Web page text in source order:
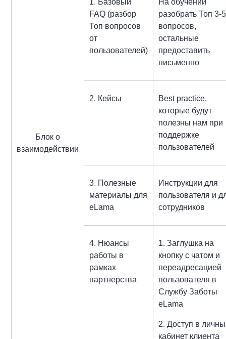
Блок о
взаимодействии
FAQ (разбор
Топ вопросов
от
пользователей)
разобрать Топ 3-5
вопросов,
остальные
предоставить
письменно
2. Кейсы
Best practice,
которые будут
полезны нам при
поддержке
пользователей
3. Полезные
материалы для
eLama
Инструкции для
пользователя и
сотрудников
4. Нюансы
работы в
рамках
партнерства
1. Заглушка на
кнопку с чатом и
переадресацией
пользователя в
Службу Заботы
eLama
2. Доступ в
кабинет клиента